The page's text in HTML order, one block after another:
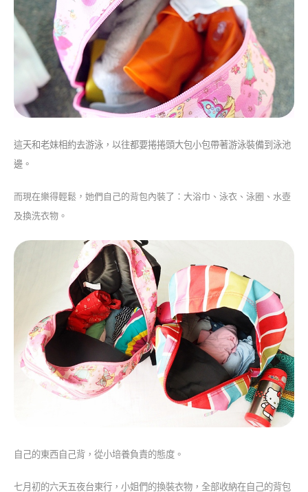
這天和老妹相約去游泳，以往都要捲捲頭大包小包帶著游泳裝備到泳池
邊。
而現在樂得輕鬆，她們自己的背包內裝了：大浴巾、泳衣、泳圈、水壺
及換洗衣物。
自己的東西自己背，從小培養負責的態度。
七月初的六天五夜台東行，小姐們的換裝衣物，全部收納在自己的背包